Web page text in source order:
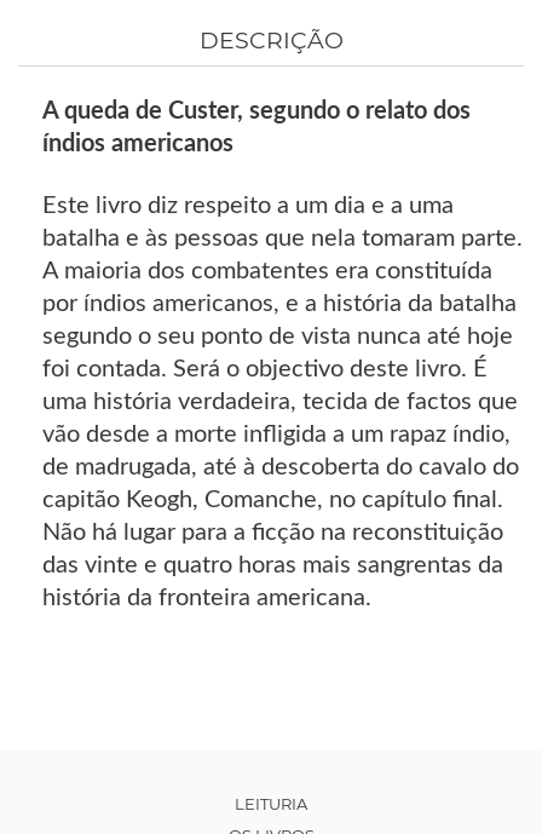
DESCRIÇÃO
A queda de Custer, segundo o relato dos
índios americanos
Este livro diz respeito a um dia e a uma
batalha e às pessoas que nela tomaram parte.
A maioria dos combatentes era constituída
por índios americanos, e a história da batalha
segundo o seu ponto de vista nunca até hoje
foi contada. Será o objectivo deste livro. É
uma história verdadeira, tecida de factos que
vão desde a morte infligida a um rapaz índio,
de madrugada, até à descoberta do cavalo do
capitão Keogh, Comanche, no capítulo final.
Não há lugar para a ficção na reconstituição
das vinte e quatro horas mais sangrentas da
história da fronteira americana.
LEITURIA